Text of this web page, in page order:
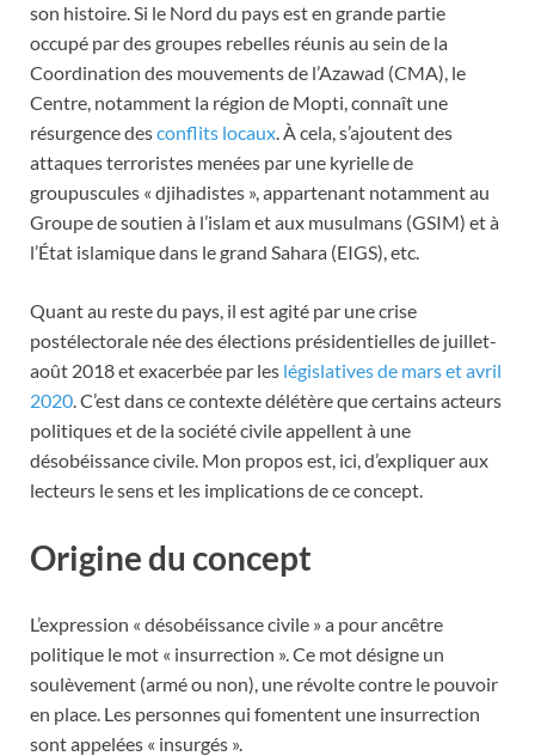
son histoire. Si le Nord du pays est en grande partie
occupé par des groupes rebelles réunis au sein de la
Coordination des mouvements de l’Azawad (CMA), le
Centre, notamment la région de Mopti, connaît une
résurgence desconflits locaux. À cela, s’ajoutent des
attaques terroristes menées par une kyrielle de
groupuscules « djihadistes », appartenant notamment au
Groupe de soutien à l’islam et aux musulmans (GSIM) et à
l’État islamique dans le grand Sahara (EIGS), etc.
Quant au reste du pays, il est agité par une crise
postélectorale née des élections présidentielles de juillet-
août 2018 et exacerbée par les législatives de mars et avril
2020. C’est dans ce contexte délétère que certains acteurs
politiques et de la société civile appellent à une
désobéissance civile. Mon propos est, ici, d’expliquer aux
lecteurs le sens et les implications de ce concept.
Origine du concept
L’expression « désobéissance civile » a pour ancêtre
politique le mot « insurrection ». Ce mot désigne un
soulèvement (armé ou non), une révolte contre le pouvoir
en place. Les personnes qui fomentent une insurrection
sont appelées « insurgés ».